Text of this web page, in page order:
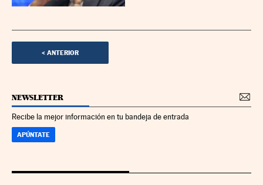
< ANTERIOR
NEWSLETTER
Recibe la mejor información en tu bandeja de entrada
APÚNTATE